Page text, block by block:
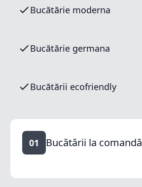
Bucătărie moderna
Bucătărie germana
Bucătării ecofriendly
01 Bucătării la comandă